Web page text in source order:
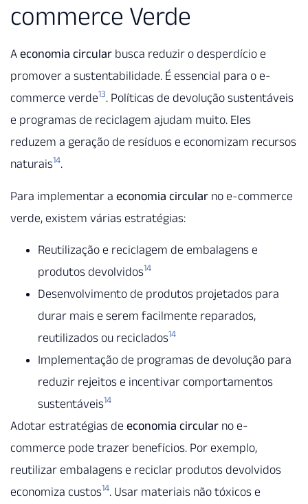
commerce Verde
A economia circular busca reduzir o desperdício e
promover a sustentabilidade. É essencial para o e-
commerce verde13. Políticas de devolução sustentáveis
e programas de reciclagem ajudam muito. Eles
reduzem a geração de resíduos e economizam recursos
naturais14.
Para implementar a economia circular no e-commerce
verde, existem várias estratégias:
Reutilização e reciclagem de embalagens e
produtos devolvidos14
Desenvolvimento de produtos projetados para
durar mais e serem facilmente reparados,
reutilizados ou reciclados14
Implementação de programas de devolução para
reduzir rejeitos e incentivar comportamentos
sustentáveis14
Adotar estratégias de economia circular no e-
commerce pode trazer benefícios. Por exemplo,
reutilizar embalagens e reciclar produtos devolvidos
economiza custos14. Usar materiais não tóxicos e